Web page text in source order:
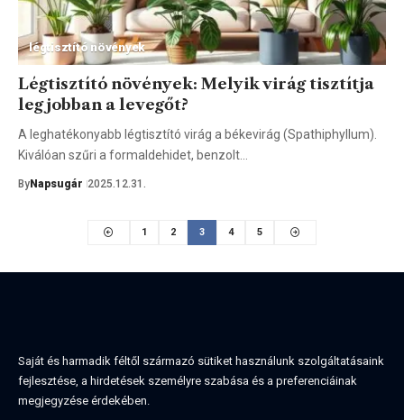
légtisztító növények
Légtisztító növények: Melyik virág tisztítja
legjobban a levegőt?
A leghatékonyabb légtisztító virág a békevirág (Spathiphyllum).
Kiválóan szűri a formaldehidet, benzolt…
ByNapsugár 2025.12.31.
1 2 3 4 5
Saját és harmadik féltől származó sütiket használunk szolgáltatásaink
fejlesztése, a hirdetések személyre szabása és a preferenciáinak
megjegyzése érdekében.